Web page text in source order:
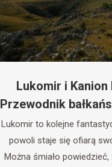
Lukomir i Kanion
Przewodnik
Lukomir to kolejne
powoli staje się ofiarą
Można śmiało